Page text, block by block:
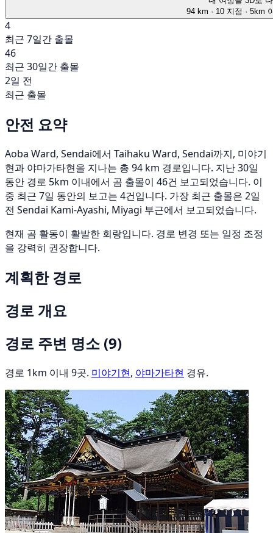
94 km · 10 지점 · 5km
4
최근 7일간 출몰
46
최근 30일간 출몰
2일 전
최근 출몰
안전 요약
Aoba Ward, Sendai에서 Taihaku Ward, Sendai까지, 미야기
현과 야마가타현을 지나는 총 94 km 경로입니다. 지난 30일
동안 경로 5km 이내에서 곰 출몰이 46건 보고되었습니다. 이
중 최근 7일 동안의 보고는 4건입니다. 가장 최근 출몰은 2일
전 Sendai Kami-Ayashi, Miyagi 부근에서 보고되었습니다.
현재 곰 활동이 활발한 회랑입니다. 경로 변경 또는 일정 조정
을 강력히 권장합니다.
계획한 경로
경로 개요
경로 주변 명소 (9)
경로 1km 이내 9곳. 미야기현, 야마가타현 경유.